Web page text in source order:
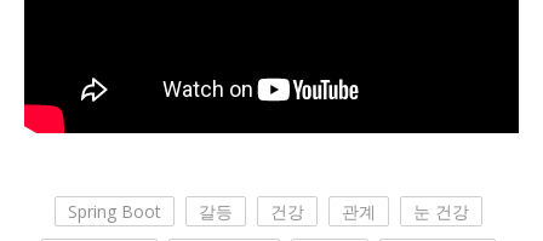
Spring Boot 갈등 건강 관계
눈 건강